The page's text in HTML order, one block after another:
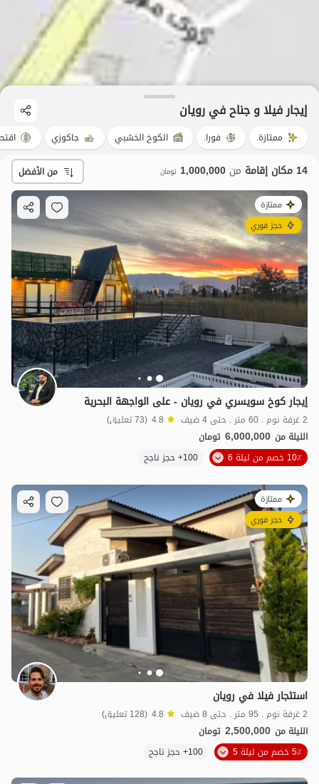
إيجار فيلا و جناح في رویان
ممتازة. فورا. الكوخ الخشبي جاكوزي
14 مكان إقامة من 1,000,000 تومان من الأفضل
ممتازة
حجز فوري
إيجار كوخ سويسري في رويان - على الواجهة البحرية
2 غرفة نوم . 60 متر . حتى 4 ضيف 4.8 (73 تعليق)
الليلة من 6,000,000 تومان
10٪ خصم من ليلة 6
100+ حجز ناجح
ممتازة
حجز فوري
استئجار فيلا في رويان
2 غرفة نوم . 95 متر . حتى 8 ضيف 4.8 (128 تعليق)
الليلة من 2,500,000 تومان
5٪ خصم من ليلة 5
100+ حجز ناجح